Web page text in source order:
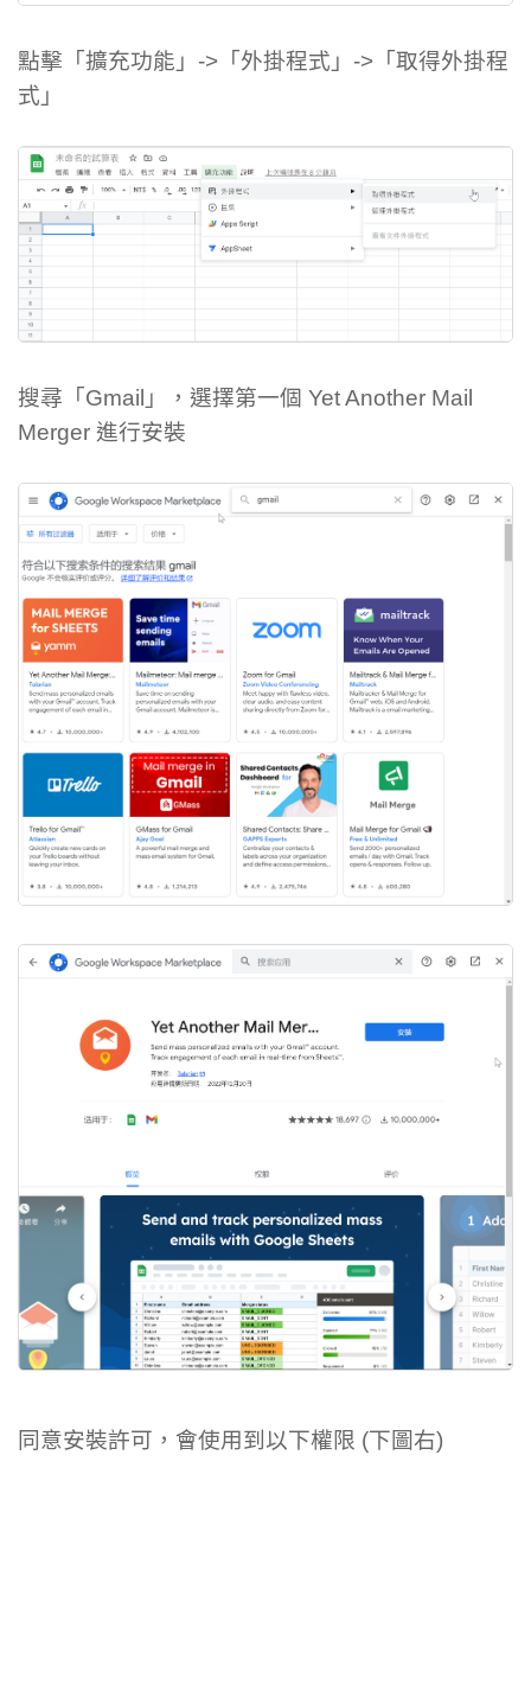
點擊「擴充功能」->「外掛程式」->「取得外掛程
式」
搜尋「Gmail」，選擇第一個 Yet Another Mail
Merger 進行安裝
同意安裝許可，會使用到以下權限 (下圖右)